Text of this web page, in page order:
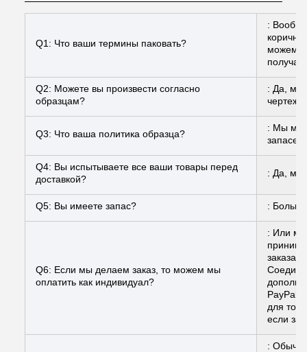
Q1: Что ваши термины паковать?
:
можем
Q2: Можете вы произвести согласно
образцам?
: Да, мы
Q3: Что ваша политика образца?
: Мы
запасе,
Q4: Вы испытываете все ваши товары перед
доставкой?
: Да, мы
Q5: Вы имеете запас? :
Q6: Если мы делаем заказ, то можем мы
оплатить как индивидуал?
: Или мы
заказа,
PayPal.
для
если
: